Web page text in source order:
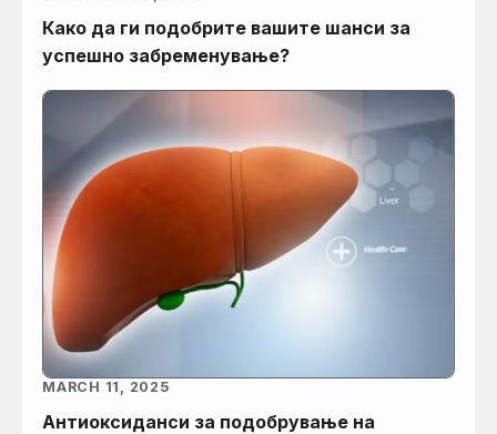
Како да ги подобрите вашите шанси за
успешно забременување?
Aнтиоксиданси за подобрување на
MARCH 11, 2025